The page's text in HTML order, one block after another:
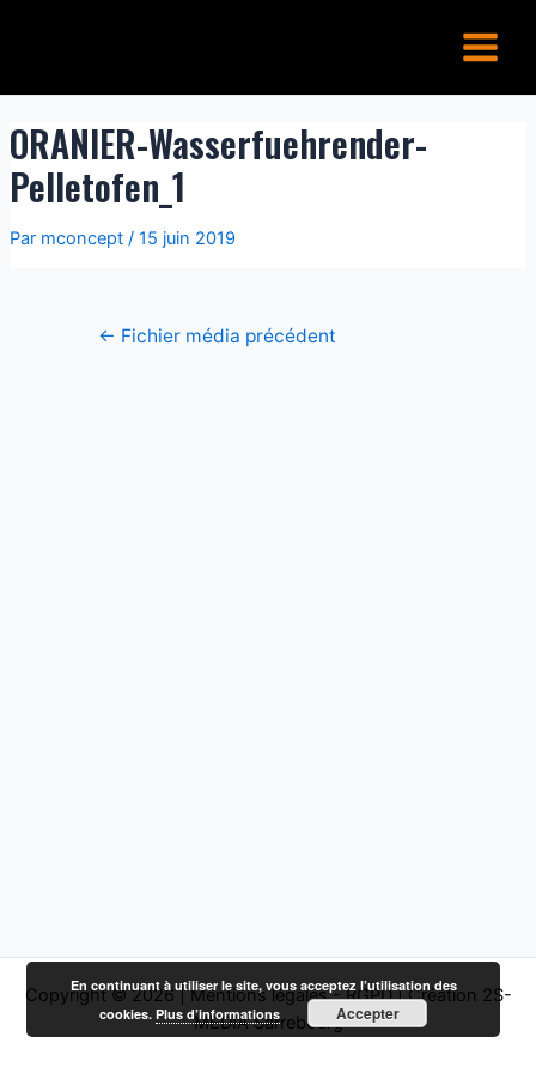
Menu
ORANIER-Wasserfuehrender-
Pelletofen_1
Par mconcept / 15 juin 2019
← Fichier média précédent
Copyright © 2026 |Mentions légales - RGPD|Création 2S-
MEDIA Sarrebourg
En continuant à utiliser le site, vous acceptez l’utilisation des
cookies.Plus d’informations Accepter